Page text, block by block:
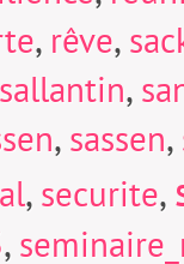
, rêve,
sallantin,
, sassen,
, securite,
,